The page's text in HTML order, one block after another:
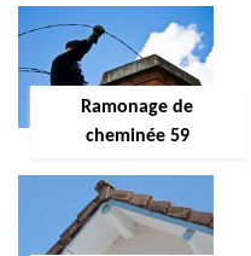
Ramonage de
cheminée 59